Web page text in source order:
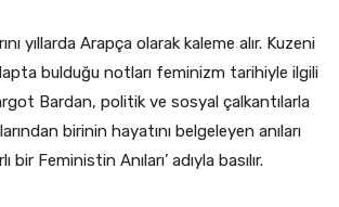
yıllarda Arapça olarak kaleme alır. Kuzeni
bulduğu notları feminizm tarihiyle ilgili
Bardan, politik ve sosyal çalkantılarla
birinin hayatını belgeleyen anıları
bir Feministin Anıları’ adıyla basılır.